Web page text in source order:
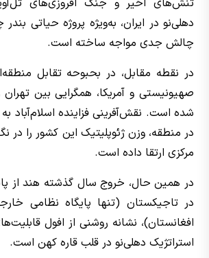
تنش‌های اخیر و جنگ افروزی‌های
دهلی‌نو در ایران، به‌ویژه پروژه حیاتی بندر
چالش جدی مواجه ساخته است.
در نقطه مقابل، در بحبوحه تقابل
صهیونیستی و آمریکا، همگرایی بین تهران
شده است. نقش‌آفرینی فزاینده اسلام‌آباد
در منطقه، وزن ژئوپلیتیک این کشور را در
مرکزی ارتقا داده است.
در همین حال، خروج سال گذشته هند از
در تاجیکستان (تنها پایگاه نظامی
افغانستان)، نشانه روشنی از افول
استراتژیک دهلی‌نو در قلب قاره کهن است.